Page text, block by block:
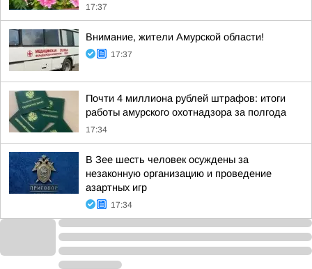
17:37
Внимание, жители Амурской области!
17:37
Почти 4 миллиона рублей штрафов: итоги
работы амурского охотнадзора за полгода
17:34
В Зее шесть человек осуждены за
незаконную организацию и проведение
азартных игр
17:34